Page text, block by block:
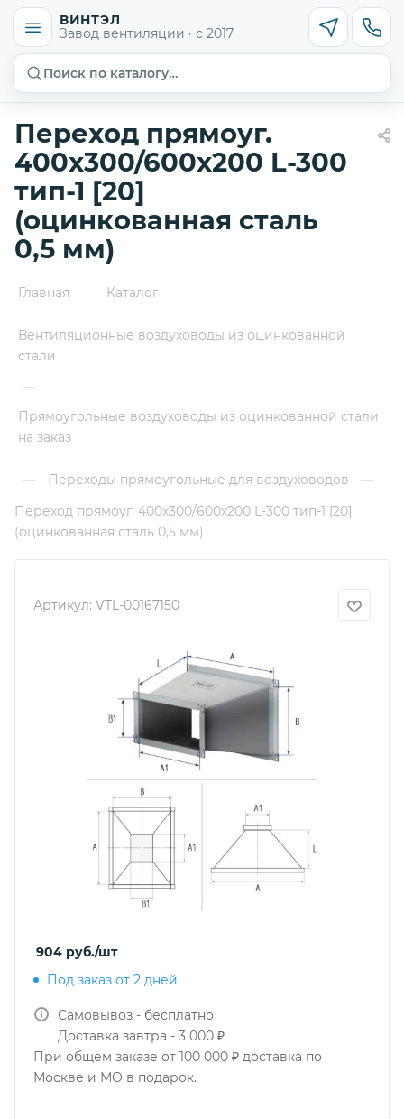
ВИНТЭЛ
Завод вентиляции · с 2017
Поиск по каталогу…
Переход прямоуг.
400х300/600х200 L-300
тип-1 [20]
(оцинкованная сталь
0,5 мм)
Главная — Каталог —
Вентиляционные воздуховоды из оцинкованной
стали
—
Прямоугольные воздуховоды из оцинкованной стали
на заказ
— Переходы прямоугольные для воздуховодов
—
Переход прямоуг. 400х300/600х200 L-300 тип-1 [20]
(оцинкованная сталь 0,5 мм)
Артикул: VTL-00167150
904 руб./шт
Под заказ от 2 дней
Самовывоз - бесплатно
Доставка завтра - 3 000 ₽
При общем заказе от 100 000 ₽ доставка по
Москве и МО в подарок.